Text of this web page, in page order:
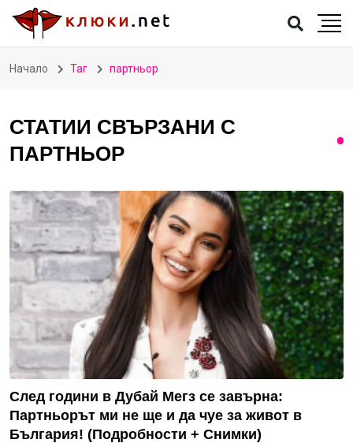
Начало Таг партньор
СТАТИИ СВЪРЗАНИ С
ПАРТНЬОР
След години в Дубай Мегз се завърна:
Партньорът ми не ще и да чуе за живот в
България! (Подробности + Снимки)